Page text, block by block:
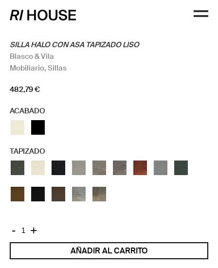
SILLA HALO CON ASA TAPIZADO LISO
Blasco & Vila
Mobiliario, Sillas
482,79€
ACABADO
TAPIZADO
-
SILLA
ASA
+
AÑADIR AL CARRITO